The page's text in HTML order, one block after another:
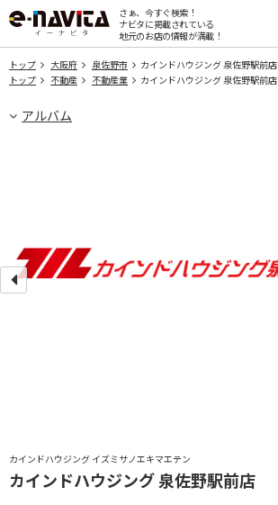
さぁ、今すぐ検索！
ナビタに掲載されている
地元のお店の情報が満載！
トップ 大阪府 泉佐野市
カインドハウジング 泉佐野駅前店
トップ
不動産 不動産業 カインドハウジング 泉佐野駅前店
アルバム
カインドハウジング イズミサノエキマエテン
カインドハウジング 泉佐野駅前店